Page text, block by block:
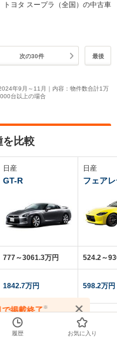
トヨタ スープラ（全国）の中古車
次の30件 最後
年9月～11月｜内容：物件数合計1万
台以上の場合
を比較
日産
GT-R
777～3061.3万円
1842.7万円
4.1
日産
フェア
524.2～
598.2万円
5.0
掲載終了※
せください
履歴 お気に入り